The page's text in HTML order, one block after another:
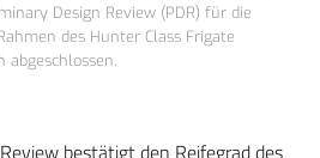
Design Review (PDR) für die
des Hunter Class Frigate
abgeschlossen.
bestätigt den Reifegrad des